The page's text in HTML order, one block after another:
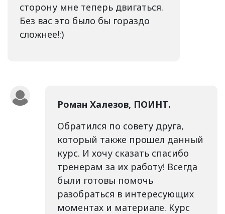
сторону мне теперь двигаться.
Без вас это было бы гораздо
сложнее!:)
Роман Халезов, ПОИНТ.
Обратился по совету друга,
который также прошел данный
курс. И хочу сказать спасибо
тренерам за их работу! Всегда
были готовы помочь
разобраться в интересующих
моментах и материале. Курс